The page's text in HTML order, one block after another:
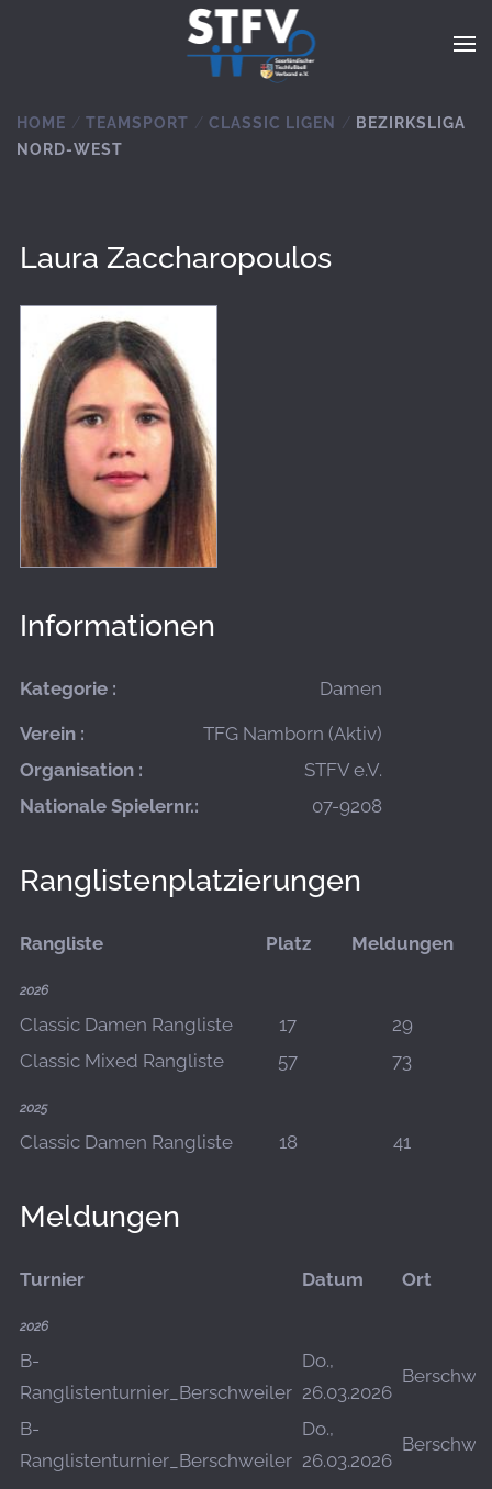
Zum Hauptinhalt springen
HOME TEAMSPORT CLASSIC LIGEN
BEZIRKSLIGA
NORD-WEST
Laura Zaccharopoulos
Informationen
Kategorie : Damen
Verein :
TFG Namborn (Aktiv)
Organisation :
STFV e.V.
Nationale Spielernr.:
07-9208
Ranglistenplatzierungen
Rangliste Platz Meldungen
2026
Classic Damen Rangliste 17
29
Classic Mixed Rangliste
57 73
2025
Classic Damen Rangliste 18 41
Meldungen
Turnier Datum Ort
2026
B-
Ranglistenturnier_Berschweiler
Do.,
26.03.2026
B-
Ranglistenturnier_Berschweiler
Do.,
26.03.2026